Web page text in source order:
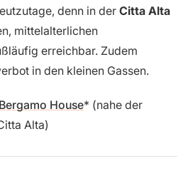
denn in derCitta Alta
mittelalterlichen
erreichbar. Zudem
in den kleinen Gassen.
House
(nahe der
Alta)